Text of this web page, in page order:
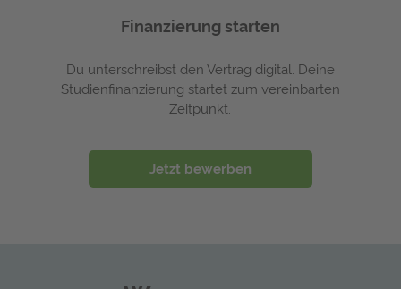
Finanzierung starten
Du unterschreibst den Vertrag digital. Deine
Studienfinanzierung startet zum vereinbarten
Zeitpunkt.
Jetzt bewerben